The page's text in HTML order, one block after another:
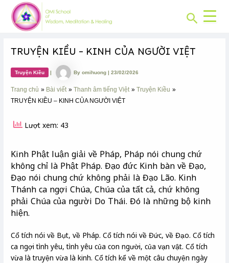
content
Search
TRUYỆN KIỀU – KINH CỦA NGƯỜI VIỆT
Truyện Kiều | Byomihuong|23/02/2026
Trang chủ Bài viết Thanh âm tiếng Việt
Truyện Kiều
TRUYỆN KIỀU – KINH CỦA NGƯỜI VIỆT
Lượt xem: 43
Kinh Phật luận giải về Pháp, Pháp nói chung chứ
không chỉ là Phật Pháp. Đạo đức Kinh bàn về Đạo,
Đạo nói chung chứ không phải là Đạo Lão. Kinh
Thánh ca ngợi Chúa, Chúa của tất cả, chứ không
phải Chúa của người Do Thái. Đó là những bộ kinh
hiện.
Cổ tích nói về Bụt, về Pháp. Cổ tích nói về Đức, về Đạo. Cổ tích
ca ngợi tình yêu, tình yêu của con người, của vạn vật. Cổ tích
vừa là truyện vừa là kinh. Cổ tích kể về một câu chuyện ngày
Post
navigation
CHUYÊN
MỤC: